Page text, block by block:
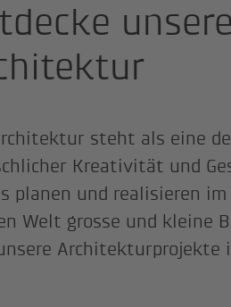
steht als eine
Kreativität und
planen und realisieren
Welt grosse und kleine
Architekturprojekte